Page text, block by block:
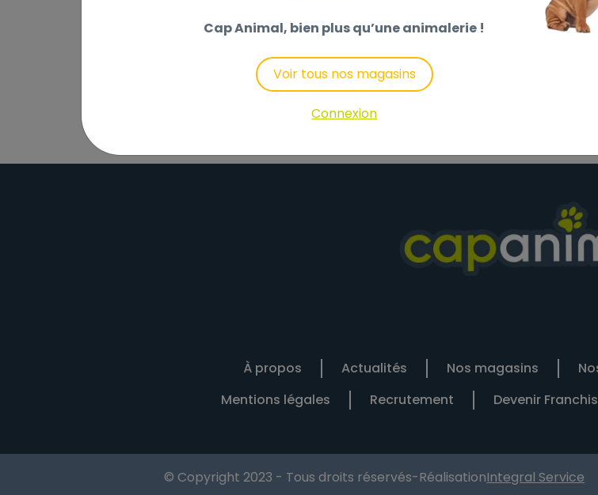
Volaille* 20% (dont 11% de frais), Saumon* 14%, Boeuf* 14 (dont 4% de frais),
0.32%, Pulpe de betterave* 0.24%, Huile de tournesol* 0.16%, Minéraux, Dextrose,
À propos Actualités Nos magasins
Mentions légales
Recrutement Devenir
© Copyright 2023 - Tous droits réservés-RéalisationIntegral Service
Cap Animal, bien plus qu’une animalerie !
Voir tous nos magasins
Connexion